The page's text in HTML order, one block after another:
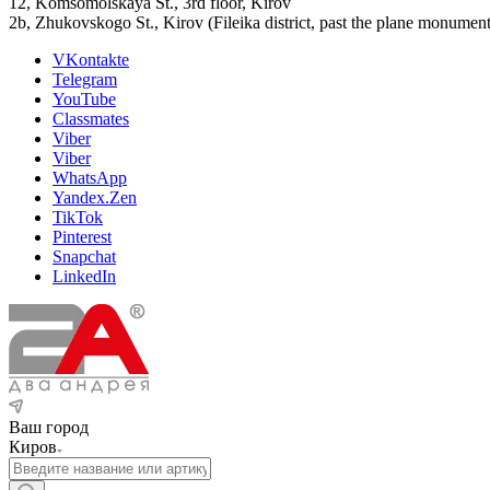
2b, Zhukovskogo St., Kirov (Fileika district, past the plane
VKontakte
Telegram
YouTube
Classmates
Viber
Viber
WhatsApp
Yandex.Zen
TikTok
Pinterest
Snapchat
LinkedIn
Ваш город
Киров